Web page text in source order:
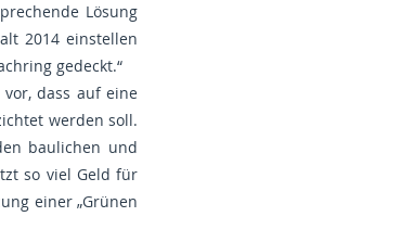
Lösung
2014 einstellen
gedeckt.“
dass auf eine
werden soll.
baulichen und
so viel Geld für
einer „Grünen